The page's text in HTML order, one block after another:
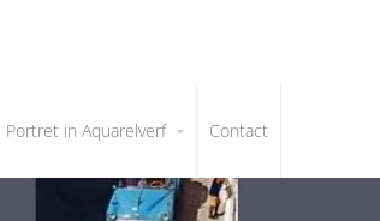
Portret in Aquarelverf Contact